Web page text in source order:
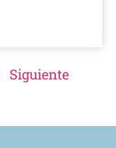
Siguiente